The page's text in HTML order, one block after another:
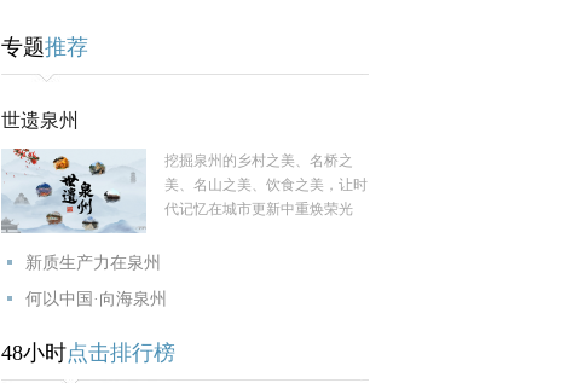
专题推荐
世遗泉州
挖掘泉州的乡村之美、名桥之
美、名山之美、饮食之美，让时
代记忆在城市更新中重焕荣光
新质生产力在泉州
何以中国·向海泉州
48小时点击排行榜